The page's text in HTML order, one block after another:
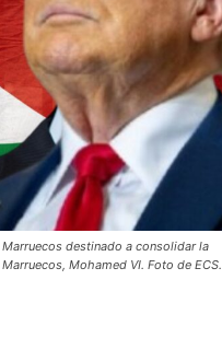
destinado a consolidar la
Mohamed VI. Foto de ECS.